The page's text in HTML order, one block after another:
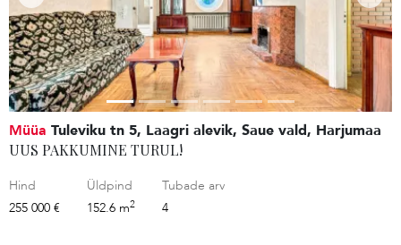
Müüa Tuleviku tn 5, Laagri alevik, Saue vald, Harjumaa
UUS PAKKUMINE TURUL!
Hind
255 000 €
Üldpind
152.6 m2
Tubade arv
4